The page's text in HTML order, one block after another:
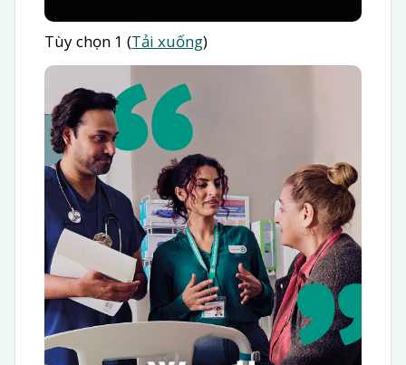
Tùy chọn 1 (Tải xuống)